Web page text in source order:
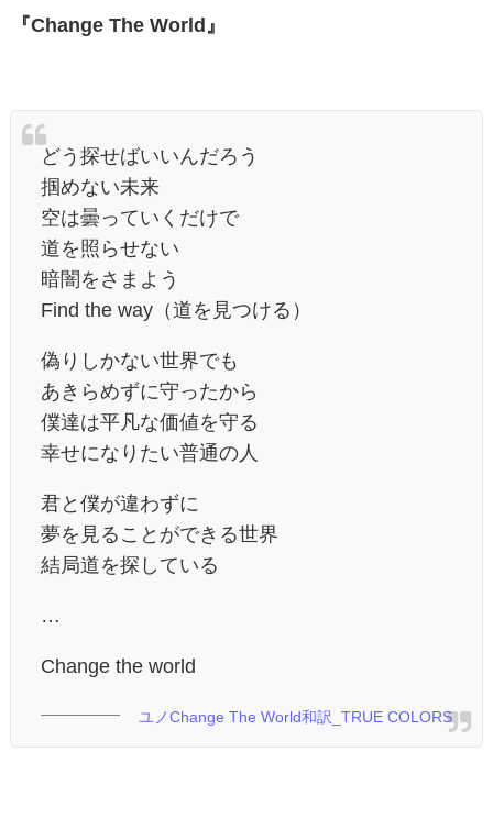
『Change The World』
どう探せばいいんだろう
掴めない未来
空は曇っていくだけで
道を照らせない
暗闇をさまよう
Find the way（道を見つける）
偽りしかない世界でも
あきらめずに守ったから
僕達は平凡な価値を守る
幸せになりたい普通の人
君と僕が違わずに
夢を見ることができる世界
結局道を探している
…
Change the world
ユノChange The World和訳_TRUE COLORS